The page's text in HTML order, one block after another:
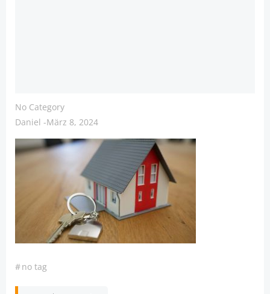
No Category
Daniel -März 8, 2024
#no tag